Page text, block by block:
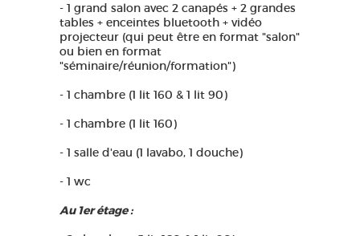
- 1 grand salon avec 2 canapés + 2 grandes
tables + enceintes bluetooth + vidéo
projecteur (qui peut être en format "salon"
ou bien en format
"séminaire/réunion/formation")
- 1 chambre (1 lit 160 & 1 lit 90)
- 1 chambre (1 lit 160)
- 1 salle d'eau (1 lavabo, 1 douche)
- 1 wc
Au 1er étage :